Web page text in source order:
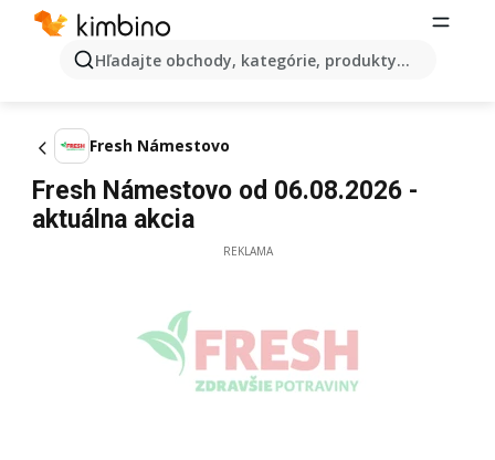
Hľadajte obchody, kategórie, produkty...
Fresh Námestovo
Fresh Námestovo od 06.08.2026 -
aktuálna akcia
REKLAMA